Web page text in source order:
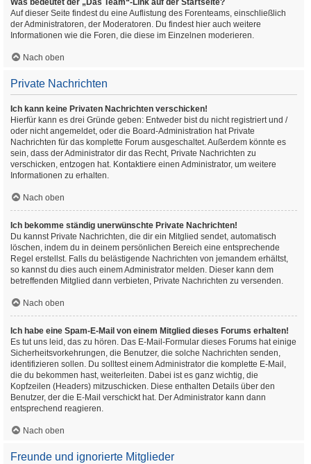
Was bedeutet der „Das Team“-Link auf der Startseite?
Auf dieser Seite findest du eine Auflistung des Forenteams, einschließlich
der Administratoren, der Moderatoren. Du findest hier auch weitere
Informationen wie die Foren, die diese im Einzelnen moderieren.
Nach oben
Private Nachrichten
Ich kann keine Privaten Nachrichten verschicken!
Hierfür kann es drei Gründe geben: Entweder bist du nicht registriert und /
oder nicht angemeldet, oder die Board-Administration hat Private
Nachrichten für das komplette Forum ausgeschaltet. Außerdem könnte es
sein, dass der Administrator dir das Recht, Private Nachrichten zu
verschicken, entzogen hat. Kontaktiere einen Administrator, um weitere
Informationen zu erhalten.
Nach oben
Ich bekomme ständig unerwünschte Private Nachrichten!
Du kannst Private Nachrichten, die dir ein Mitglied sendet, automatisch
löschen, indem du in deinem persönlichen Bereich eine entsprechende
Regel erstellst. Falls du belästigende Nachrichten von jemandem erhältst,
so kannst du dies auch einem Administrator melden. Dieser kann dem
betreffenden Mitglied dann verbieten, Private Nachrichten zu versenden.
Nach oben
Ich habe eine Spam-E-Mail von einem Mitglied dieses Forums erhalten!
Es tut uns leid, das zu hören. Das E-Mail-Formular dieses Forums hat einige
Sicherheitsvorkehrungen, die Benutzer, die solche Nachrichten senden,
identifizieren sollen. Du solltest einem Administrator die komplette E-Mail,
die du bekommen hast, weiterleiten. Dabei ist es ganz wichtig, die
Kopfzeilen (Headers) mitzuschicken. Diese enthalten Details über den
Benutzer, der die E-Mail verschickt hat. Der Administrator kann dann
entsprechend reagieren.
Nach oben
Freunde und ignorierte Mitglieder